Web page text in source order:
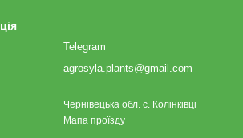
Telegram
agrosyla.plants@gmail.com
Чернівецька обл. с. Колінківці
Мапа проїзду